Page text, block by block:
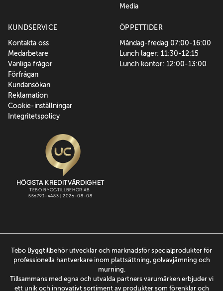
Media
KUNDSERVICE
Kontakta oss
Medarbetare
Vanliga frågor
Förfrågan
Kundansökan
Reklamation
Cookie-inställningar
Integritetspolicy
ÖPPETTIDER
Måndag-fredag 07:00-16:00
Lunch lager: 11:30-12:15
Lunch kontor: 12:00-13:00
Tebo Byggtillbehör utvecklar och marknadsför specialprodukter för
professionella hantverkare inom plattsättning, golvavjämning och
murning.
Tillsammans med egna och utvalda partners varumärken erbjuder vi
ett unik och innovativt sortiment av produkter som förenklar och